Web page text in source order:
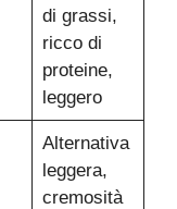
di grassi,
ricco di
proteine,
leggero
Alternativa
leggera,
cremosità